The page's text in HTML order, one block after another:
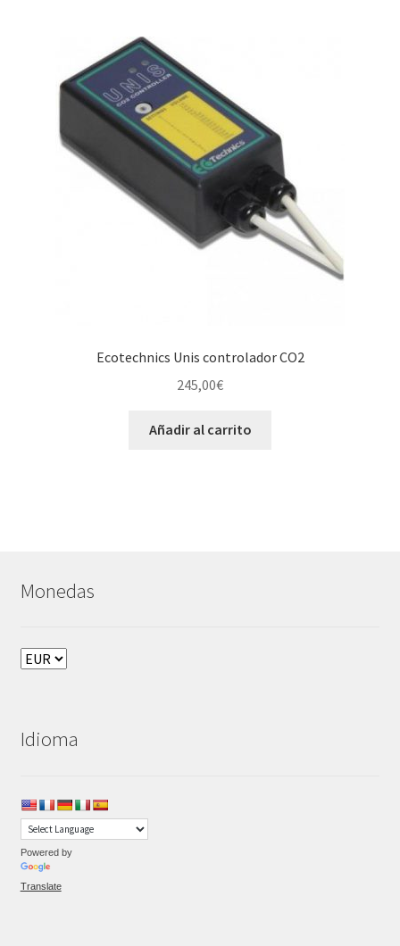
Ecotechnics Unis controlador CO2
245,00€
Añadir al carrito
Monedas
Idioma
Powered by
Translate